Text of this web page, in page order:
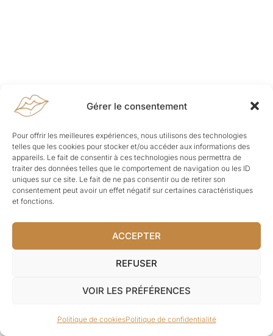
Gérer le consentement
Pour offrir les meilleures expériences, nous utilisons des technologies
telles que les cookies pour stocker et/ou accéder aux informations des
appareils. Le fait de consentir à ces technologies nous permettra de
traiter des données telles que le comportement de navigation ou les ID
uniques sur ce site. Le fait de ne pas consentir ou de retirer son
consentement peut avoir un effet négatif sur certaines caractéristiques
et fonctions.
ACCEPTER
REFUSER
VOIR LES PRÉFÉRENCES
Politique de cookiesPolitique de confidentialité